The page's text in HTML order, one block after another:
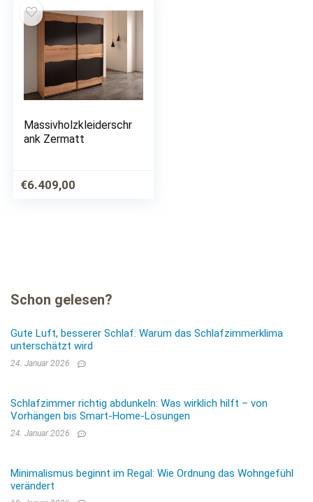
Massivholzkleiderschr
ank Zermatt
€6.409,00
Schon gelesen?
Gute Luft, besserer Schlaf: Warum das Schlafzimmerklima
unterschätzt wird
24. Januar 2026
Schlafzimmer richtig abdunkeln: Was wirklich hilft – von
Vorhängen bis Smart-Home-Lösungen
24. Januar 2026
Minimalismus beginnt im Regal: Wie Ordnung das Wohngefühl
verändert